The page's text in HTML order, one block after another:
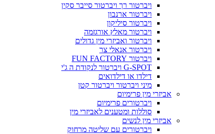
ויברטור רך ויברטור סייבר סקין
ויברטור ארנבון
ויברטור סיליקון
ויברטור מאלץ אורגזמה
ויברטור ואביזרי מין גדולים
ויברטור אנאלי צר
ויברטור FUN FACTORY
G-SPOT ויברטור לנקודת ה ג'י
דילדו או דילדואים
מיני ויברטור ויברטור קטן
אביזרי מין פרימיום
ויברטורים פרימיום
סוללות ומטענים לאביזרי מין
אביזרי מין לנשים
ויברטורים עם שליטה מרחוק